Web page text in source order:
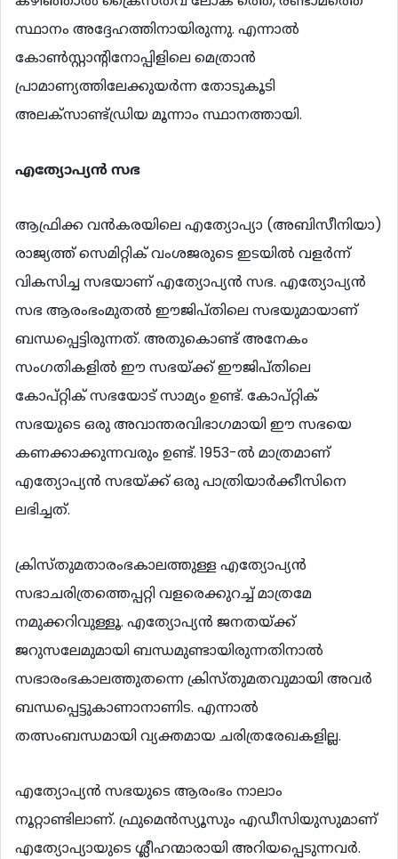
സ്ഥാനം അദ്ദേഹത്തിനായിരുന്നു. എന്നാല്‍
കോണ്‍സ്റ്റാന്‍റിനോപ്പിളിലെ മെത്രാന്‍
പ്രാമാണ്യത്തിലേക്കുയര്‍ന്ന തോടുകൂടി
അലക്സാണ്ട്ഡ്രിയ മൂന്നാം സ്ഥാനത്തായി.
എത്യോപ്യന്‍സഭ
ആഫ്രിക്ക വന്‍കരയിലെ എത്യോപ്യാ (അബിസീനിയാ)
രാജ്യത്ത് സെമിറ്റിക് വംശജരുടെ ഇടയില്‍ വളര്‍ന്ന്
വികസിച്ച സഭയാണ് എത്യോപ്യന്‍ സഭ. എത്യോപ്യന്‍
സഭ ആരംഭംമുതല്‍ ഈജിപ്തിലെ സഭയുമായാണ്
ബന്ധപ്പെട്ടിരുന്നത്. അതുകൊണ്ട് അനേകം
സംഗതികളില്‍ ഈ സഭയ്ക്ക് ഈജിപ്തിലെ
കോപ്റ്റിക് സഭയോട് സാമ്യം ഉണ്ട്. കോപ്റ്റിക്
സഭയുടെ ഒരു അവാന്തരവിഭാഗമായി ഈ സഭയെ
കണക്കാക്കുന്നവരും ഉണ്ട്. 1953-ല്‍ മാത്രമാണ്
എത്യോപ്യന്‍ സഭയ്ക്ക് ഒരു പാത്രിയാര്‍ക്കീസിനെ
ലഭിച്ചത്.
ക്രിസ്തുമതാരംഭകാലത്തുള്ള എത്യോപ്യന്‍
സഭാചരിത്രത്തെപ്പറ്റി വളരെക്കുറച്ച് മാത്രമേ
നമുക്കറിവുള്ളൂ. എത്യോപ്യന്‍ ജനതയ്ക്ക്
ജറുസലേമുമായി ബന്ധമുണ്ടായിരുന്നതിനാല്‍
സഭാരംഭകാലത്തുതന്നെ ക്രിസ്തുമതവുമായി അവര്‍
ബന്ധപ്പെട്ടുകാണാനാണിട. എന്നാല്‍
തത്സംബന്ധമായി വ്യക്തമായ ചരിത്രരേഖകളില്ല.
എത്യോപ്യന്‍ സഭയുടെ ആരംഭം നാലാം
നൂറ്റാണ്ടിലാണ്. ഫ്രുമെന്‍സ്യൂസും എഡീസിയുസുമാണ്
എത്യോപ്യായുടെ ശ്ലീഹന്മാരായി അറിയപ്പെടുന്നവര്‍.